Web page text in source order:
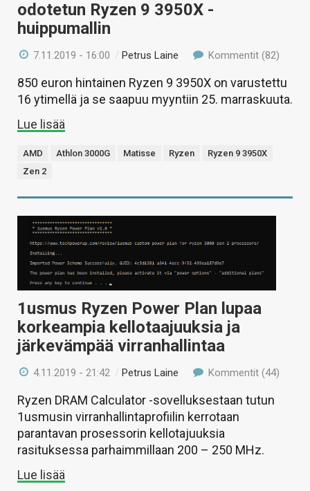
odotetun Ryzen 9 3950X -
huippumallin
7.11.2019 - 16:00 /Petrus Laine Kommentit (82)
850 euron hintainen Ryzen 9 3950X on varustettu
16 ytimellä ja se saapuu myyntiin 25. marraskuuta.
Lue lisää
AMD Athlon 3000G Matisse Ryzen
Ryzen 9 3950X
Zen 2
1usmus Ryzen Power Plan lupaa
korkeampia kellotaajuuksia ja
järkevämpää virranhallintaa
4.11.2019 - 21:42 /Petrus Laine Kommentit (44)
Ryzen DRAM Calculator -sovelluksestaan tutun
1usmusin virranhallintaprofiilin kerrotaan
parantavan prosessorin kellotajuuksia
rasituksessa parhaimmillaan 200 – 250 MHz.
Lue lisää